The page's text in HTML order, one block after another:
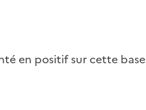
en positif sur cette base